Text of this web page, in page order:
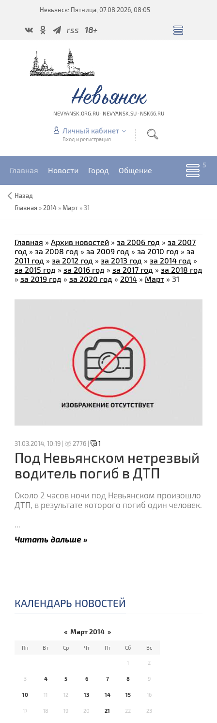
Невьянск: Пятница, 07.08.2026, 08:05
rss 18+
Невьянск
NEVYANSK.ORG.RU · NEVYANSK.SU · NSK66.RU
Личный кабинет
Вход и регистрация
Главная Новости Город Общение
Назад
Главная » 2014 » Март » 31
Главная » Архив новостей » за 2006 год » за 2007
год » за 2008 год » за 2009 год » за 2010 год » за
2011 год » за 2012 год » за 2013 год » за 2014 год »
за 2015 год » за 2016 год » за 2017 год » за 2018 год
» за 2019 год » за 2020 год » 2014 » Март » 31
31.03.2014, 10:19 | 2776 | 1
Под Невьянском нетрезвый
водитель погиб в ДТП
Около 2 часов ночи под Невьянском произошло
ДТП, в результате которого погиб один человек.
...
Читать дальше »
КАЛЕНДАРЬ НОВОСТЕЙ
« Март 2014 »
Пн Вт Ср Чт Пт Сб Вс
1 2
3 4 5 6 7 8 9
10 11 12 13 14 15 16
17 18 19 20 21 22 23